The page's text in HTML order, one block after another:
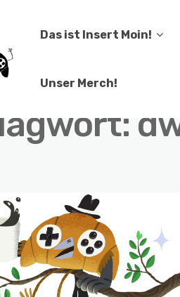
Das ist Insert Moin!
Unser Merch!